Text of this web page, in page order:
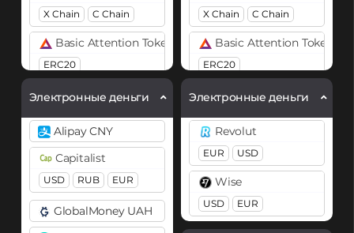
X Chain C Chain
Basic Attention Token (BAT)
ERC20
Binance Coin (BNB)
BEP20 BEP2
Bitcoin (BTC)
BTC
BEP20
Lightning
OP
ARB
AVAXC
Электронные деньги
Alipay CNY
Capitalist
USD RUB EUR
GlobalMoney UAH
X Chain C Chain
Basic Attention Token
ERC20
Binance Coin (BNB)
BEP20
Bitcoin (BTC)
BTC
Bitcoin Cash (BCH)
Cardano (ADA)
Электронные деньги
Revolut
EUR USD
Wise
USD EUR